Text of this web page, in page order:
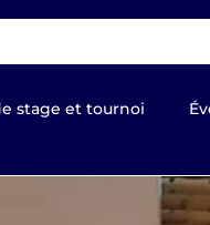
stage et tournoi
Kyudo Revue